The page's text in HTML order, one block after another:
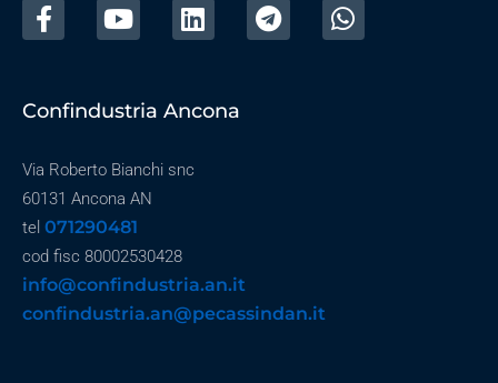
Confindustria Ancona
Via Roberto Bianchi snc
60131 Ancona AN
tel 071290481
cod fisc 80002530428
info@confindustria.an.it
confindustria.an@pecassindan.it